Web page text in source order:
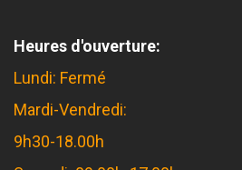
Heures d'ouverture:
Lundi: Fermé
Mardi-Vendredi:
9h30-18.00h